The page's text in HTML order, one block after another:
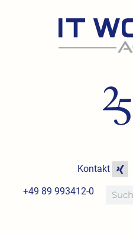
Kontakt
X
i
g
+49 89 993412-0 Suche